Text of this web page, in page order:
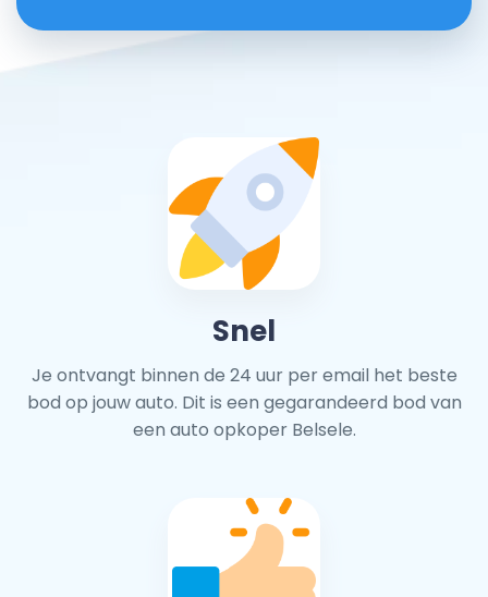
Snel
Je ontvangt binnen de 24 uur per email het beste
bod op jouw auto. Dit is een gegarandeerd bod van
een auto opkoper Belsele.